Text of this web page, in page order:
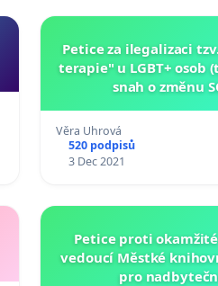
Petice za ilegalizaci
terapie" u LGBT+ osob
snah o změnu
Věra Uhrová
520 podpisů
3 Dec 2021
Petice proti
vedoucí Městké
pro